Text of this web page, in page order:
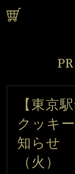
【東京
クッキ
知らせ
（火）